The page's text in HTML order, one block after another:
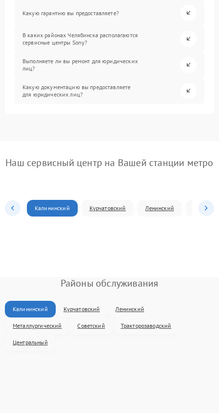
Какую гарантию вы предоставляете?
В каких районах Челябинска располагаются
сервисные центры Sony?
Выполняете ли вы ремонт для юридических
лиц?
Какую документацию вы предоставляете
для юридических лиц?
Наш сервисный центр на Вашей станции метро
Калининский Курчатовский Ленинский
Районы обслуживания
Калининский Курчатовский Ленинский
Металлургический Советский Тракторозаводский
Центральный